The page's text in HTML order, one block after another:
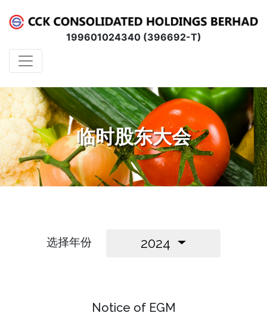
199601024340 (396692-T)
临时股东大会
选择年份 2024
Notice of EGM